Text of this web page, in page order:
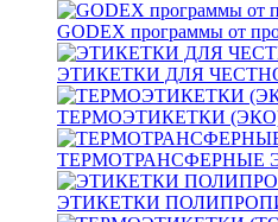
GODEX программы от
ЭТИКЕТКИ ДЛЯ
ТЕРМОЭТИКЕТКИ
ТЕРМОТРАНСФЕРНЫЕ
ЭТИКЕТКИ